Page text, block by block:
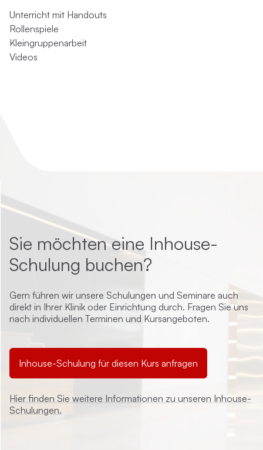
Unterricht mit Handouts
Rollenspiele
Kleingruppenarbeit
Videos
Sie möchten eine Inhouse-
Schulung buchen?
Gern führen wir unsere Schulungen und Seminare auch
direkt in Ihrer Klinik oder Einrichtung durch. Fragen Sie uns
nach individuellen Terminen und Kursangeboten.
Inhouse-Schulung für diesen Kurs anfragen
Hier finden Sie weitere Informationen zu unseren Inhouse-
Schulungen.